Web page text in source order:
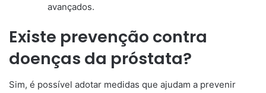
avançados.
Existe prevenção contra
doenças da próstata?
Sim, é possível adotar medidas que ajudam a prevenir